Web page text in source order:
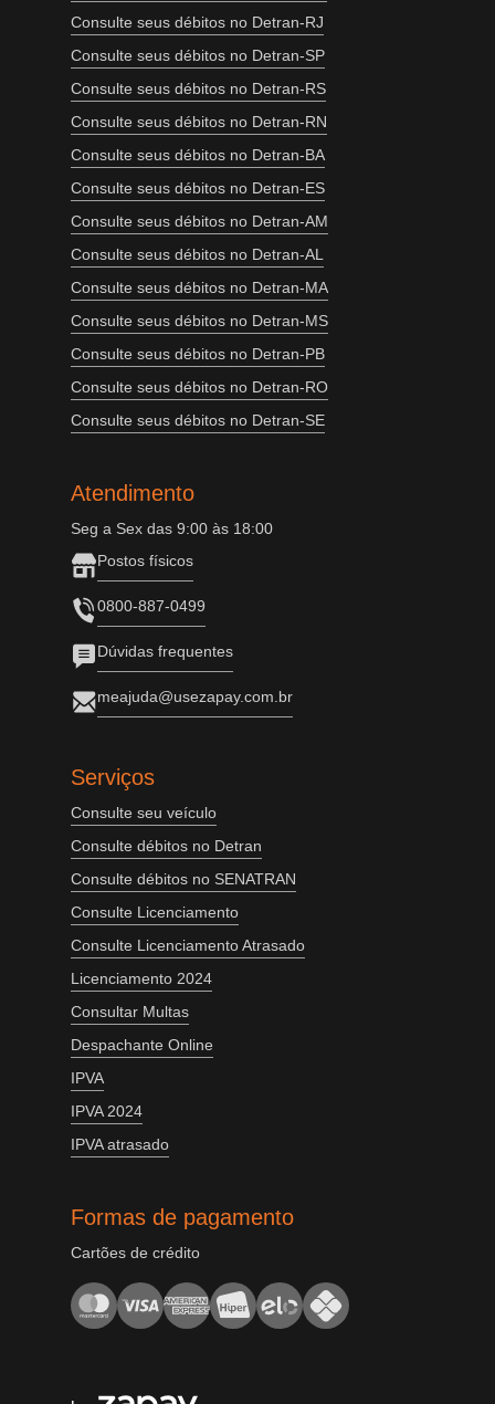
Consulte seus débitos no Detran-RJ
Consulte seus débitos no Detran-SP
Consulte seus débitos no Detran-RS
Consulte seus débitos no Detran-RN
Consulte seus débitos no Detran-BA
Consulte seus débitos no Detran-ES
Consulte seus débitos no Detran-AM
Consulte seus débitos no Detran-AL
Consulte seus débitos no Detran-MA
Consulte seus débitos no Detran-MS
Consulte seus débitos no Detran-PB
Consulte seus débitos no Detran-RO
Consulte seus débitos no Detran-SE
Atendimento
Seg a Sex das 9:00 às 18:00
Postos físicos
0800-887-0499
Dúvidas frequentes
meajuda@usezapay.com.br
Serviços
Consulte seu veículo
Consulte débitos no Detran
Consulte débitos no SENATRAN
Consulte Licenciamento
Consulte Licenciamento Atrasado
Licenciamento 2024
Consultar Multas
Despachante Online
IPVA
IPVA 2024
IPVA atrasado
Formas de pagamento
Cartões de crédito